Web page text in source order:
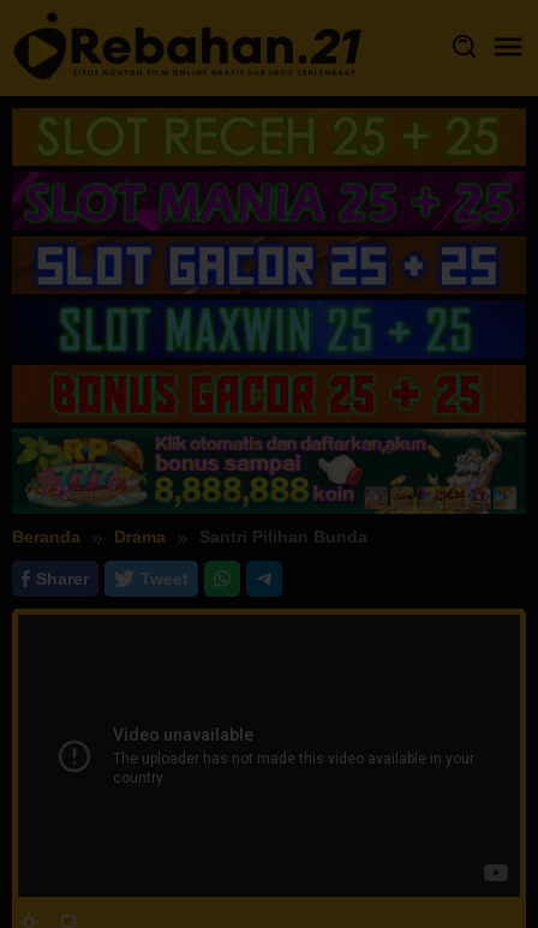
Loncat
ke
konten
Beranda Drama Santri Pilihan Bunda
Sharer Tweet